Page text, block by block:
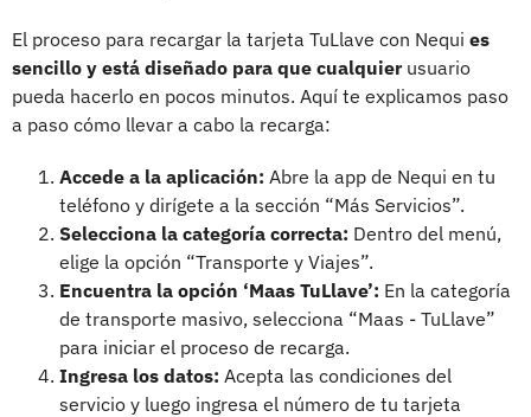
El proceso para recargar la tarjeta TuLlave con Nequi es
sencillo y está diseñado para que cualquierusuario
pueda hacerlo en pocos minutos. Aquí te explicamos paso
a paso cómo llevar a cabo la recarga:
Accede a la aplicación: Abre la app de Nequi en tu
teléfono y dirígete a la sección “Más Servicios”.
Selecciona la categoría correcta: Dentro del menú,
elige la opción “Transporte y Viajes”.
Encuentra la opción ‘Maas TuLlave’: En la categoría
de transporte masivo, selecciona “Maas - TuLlave”
para iniciar el proceso de recarga.
Ingresa los datos: Acepta las condiciones del
servicio y luego ingresa el número de tu tarjeta